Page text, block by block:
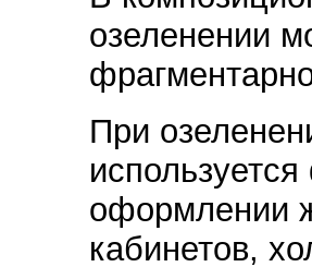
озеленении
При
оформлении
кабинетов,